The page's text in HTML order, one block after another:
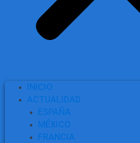
INICIO
ACTUALIDAD
ESPAÑA
MÉXICO
FRANCIA